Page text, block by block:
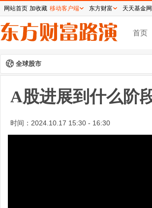
首页
全球股市
A股进展到什么阶
时间： 2024.10.17 15:30 - 16:30
网站首页 加收藏 移动客户端 东方财富 天天基金网